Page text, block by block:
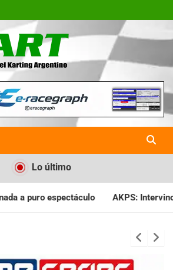
| La Revista
del Karting en
Lo último
AKPS: Intervino la IGJ y oficializó el